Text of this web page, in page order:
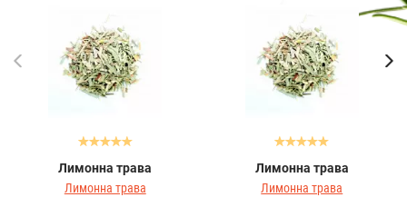
Лимонна трава
Лимонна трава
Лимонна трава
Лимонна трава